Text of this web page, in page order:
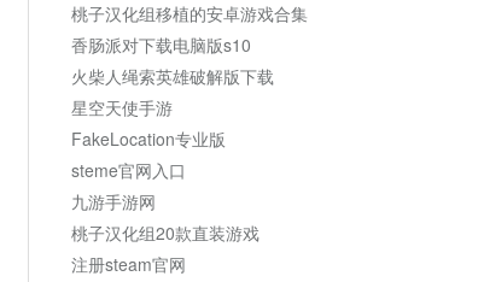
桃子汉化组移植的安卓游戏合集
香肠派对下载电脑版s10
火柴人绳索英雄破解版下载
星空天使手游
FakeLocation专业版
steme官网入口
九游手游网
桃子汉化组20款直装游戏
注册steam官网